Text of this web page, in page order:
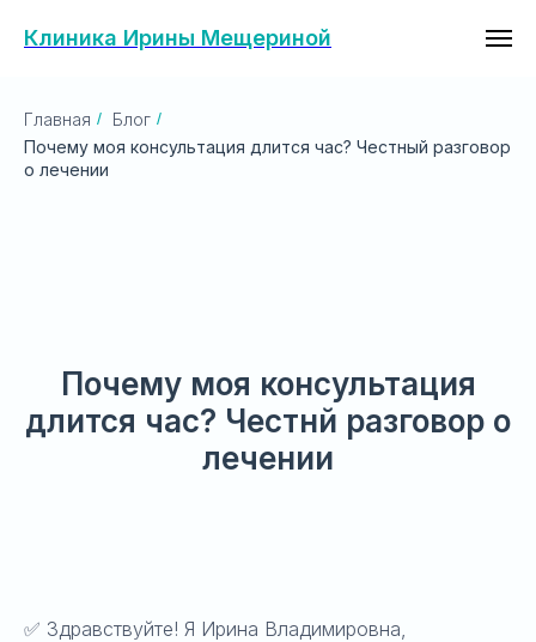
Клиника Ирины Мещериной
Главная / Блог /
Почему моя консультация длится час? Честный разговор
о лечении
Почему моя консультация
длится час? Честнй разговор о
лечении
✅ Здравствуйте! Я Ирина Владимировна,